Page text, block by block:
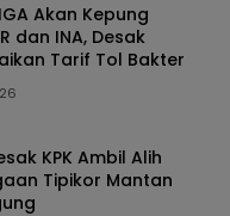
Akan Kepung
dan INA, Desak
Tarif Tol Bakter
KPK Ambil Alih
Tipikor Mantan